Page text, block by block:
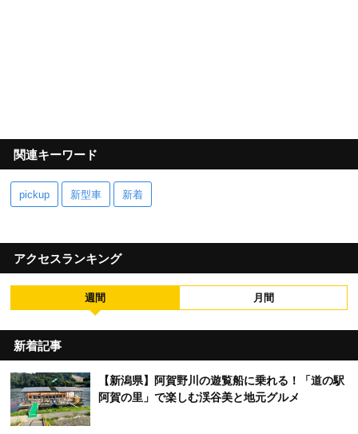
関連キーワード
pickup 新型車 新着
アクセスランキング
週間 月間
新着記事
【新潟県】阿賀野川の遊覧船に乗れる！「道の駅
阿賀の里」で楽しむ渓谷美と地元グルメ